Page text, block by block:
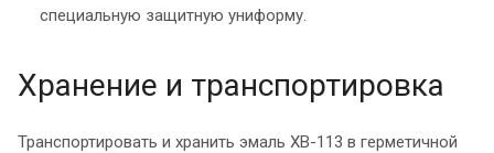
специальную защитную униформу.
Хранение и транспортировка
Транспортировать и хранить эмаль ХВ-113 в герметичной